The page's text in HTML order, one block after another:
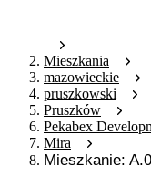
Mieszkania
mazowieckie
pruszkowski
Pruszków
Pekabex
Mira
Mieszkanie: